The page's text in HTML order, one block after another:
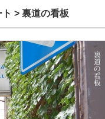
> 裏道の看板